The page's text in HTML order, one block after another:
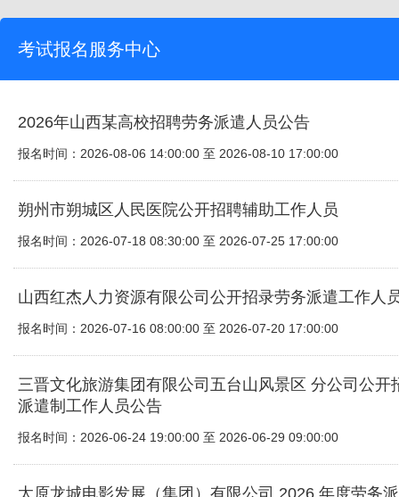
考试报名服务中心
2026年山西某高校招聘劳务派遣人员公告
报名时间：2026-08-06 14:00:00 至 2026-08-10 17:00:00
朔州市朔城区人民医院公开招聘辅助工作人员
报名时间：2026-07-18 08:30:00 至 2026-07-25 17:00:00
山西红杰人力资源有限公司公开招录劳务派遣工作人
报名时间：2026-07-16 08:00:00 至 2026-07-20 17:00:00
三晋文化旅游集团有限公司五台山风景区 分公司公开
派遣制工作人员公告
报名时间：2026-06-24 19:00:00 至 2026-06-29 09:00:00
太原龙城电影发展（集团）有限公司 2026 年度劳务